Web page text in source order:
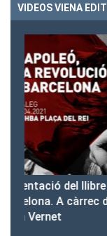
VIDEOS VIENA